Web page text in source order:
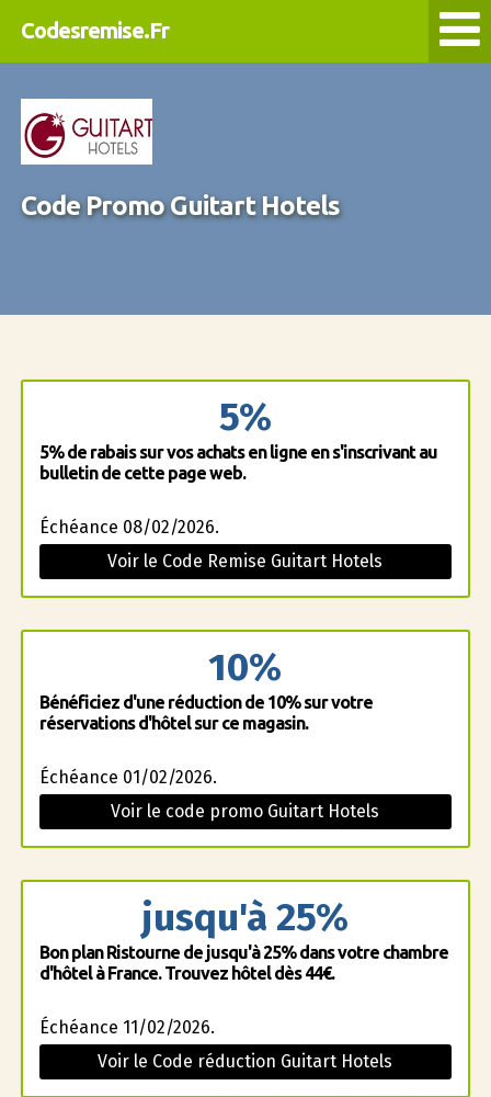
Codesremise.Fr
Code Promo Guitart Hotels
5%
5% de rabais sur vos achats en ligne en s'inscrivant au
bulletin de cette page web.
Échéance 08/02/2026.
Voir le Code Remise Guitart Hotels
10%
Bénéficiez d'une réduction de 10% sur votre
réservations d'hôtel sur ce magasin.
Échéance 01/02/2026.
Voir le code promo Guitart Hotels
jusqu'à 25%
Bon plan Ristourne de jusqu'à 25% dans votre chambre
d'hôtel à France. Trouvez hôtel dès 44€.
Échéance 11/02/2026.
Voir le Code réduction Guitart Hotels